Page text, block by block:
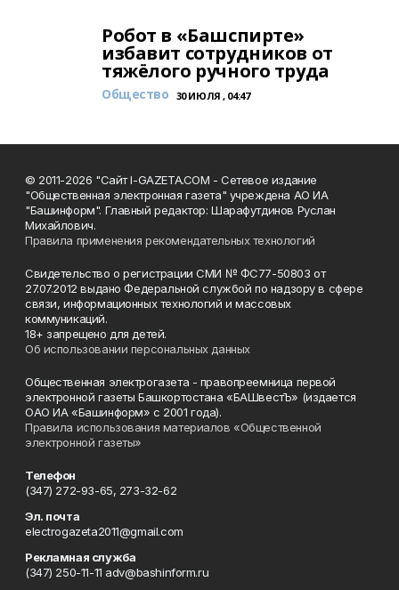
Робот в «Башспирте»
избавит сотрудников от
тяжёлого ручного труда
Общество 30 ИЮЛЯ , 04:47
© 2011-2026 "Сайт I-GAZETA.COM - Сетевое издание
"Общественная электронная газета" учреждена АО ИА
"Башинформ". Главный редактор: Шарафутдинов Руслан
Михайлович.
Правила применения рекомендательных технологий
Свидетельство о регистрации СМИ № ФС77-50803 от
27.07.2012 выдано Федеральной службой по надзору в сфере
связи, информационных технологий и массовых
коммуникаций.
18+ запрещено для детей.
Об использовании персональных данных
Общественная электрогазета - правопреемница первой
электронной газеты Башкортостана «БАШвестЪ» (издается
ОАО ИА «Башинформ» с 2001 года).
Правила использования материалов «Общественной
электронной газеты»
Телефон
(347) 272-93-65, 273-32-62
Эл. почта
electrogazeta2011@gmail.com
Рекламная служба
(347) 250-11-11 adv@bashinform.ru